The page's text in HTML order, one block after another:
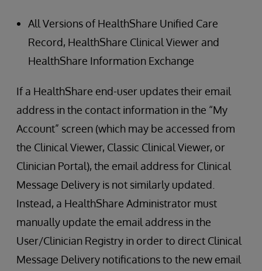
All Versions of HealthShare Unified Care
Record, HealthShare Clinical Viewer and
HealthShare Information Exchange
If a HealthShare end-user updates their email
address in the contact information in the “My
Account” screen (which may be accessed from
the Clinical Viewer, Classic Clinical Viewer, or
Clinician Portal), the email address for Clinical
Message Delivery is not similarly updated.
Instead, a HealthShare Administrator must
manually update the email address in the
User/Clinician Registry in order to direct Clinical
Message Delivery notifications to the new email